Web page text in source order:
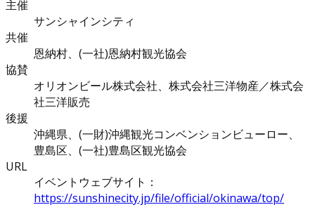
主催
サンシャインシティ
共催
恩納村、(一社)恩納村観光協会
協賛
オリオンビール株式会社、株式会社三洋物産／株式会
社三洋販売
後援
沖縄県、(一財)沖縄観光コンベンションビューロー、
豊島区、(一社)豊島区観光協会
URL
イベントウェブサイト：
https://sunshinecity.jp/file/official/okinawa/top/